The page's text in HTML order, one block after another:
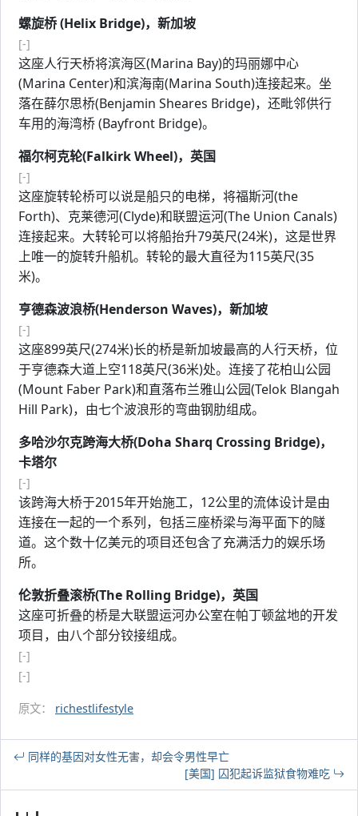
螺旋桥 (Helix Bridge)，新加坡
[-]
这座人行天桥将滨海区(Marina Bay)的玛丽娜中心
(Marina Center)和滨海南(Marina South)连接起来。坐
落在薛尔思桥(Benjamin Sheares Bridge)，还毗邻供行
车用的海湾桥 (Bayfront Bridge)。
福尔柯克轮(Falkirk Wheel)，英国
[-]
这座旋转轮桥可以说是船只的电梯，将福斯河(the
Forth)、克莱德河(Clyde)和联盟运河(The Union Canals)
连接起来。大转轮可以将船抬升79英尺(24米)，这是世界
上唯一的旋转升船机。转轮的最大直径为115英尺(35
米)。
亨德森波浪桥(Henderson Waves)，新加坡
[-]
这座899英尺(274米)长的桥是新加坡最高的人行天桥，位
于亨德森大道上空118英尺(36米)处。连接了花柏山公园
(Mount Faber Park)和直落布兰雅山公园(Telok Blangah
Hill Park)，由七个波浪形的弯曲钢肋组成。
多哈沙尔克跨海大桥(Doha Sharq Crossing Bridge)，
卡塔尔
[-]
该跨海大桥于2015年开始施工，12公里的流体设计是由
连接在一起的一个系列，包括三座桥梁与海平面下的隧
道。这个数十亿美元的项目还包含了充满活力的娱乐场
所。
伦敦折叠滚桥(The Rolling Bridge)，英国
这座可折叠的桥是大联盟运河办公室在帕丁顿盆地的开发
项目，由八个部分铰接组成。
[-]
[-]
原文： richestlifestyle
同样的基因对女性无害，却会令男性早亡
[美国] 囚犯起诉监狱食物难吃